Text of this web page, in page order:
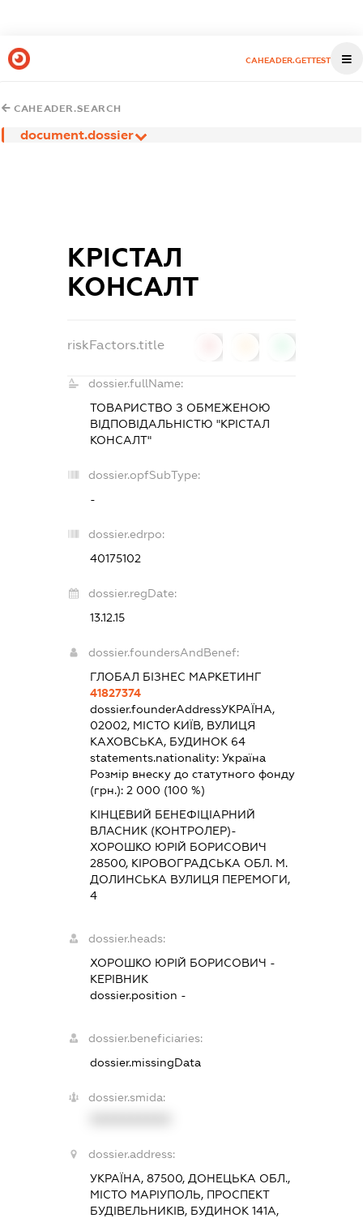
CAHEADER.GETTEST
CAHEADER.SEARCH
document.dossier
КРІСТАЛ
КОНСАЛТ
riskFactors.title
dossier.fullName:
ТОВАРИСТВО З ОБМЕЖЕНОЮ
ВІДПОВІДАЛЬНІСТЮ "КРІСТАЛ
КОНСАЛТ"
dossier.opfSubType:
-
dossier.edrpo:
40175102
dossier.regDate:
13.12.15
dossier.foundersAndBenef:
ГЛОБАЛ БІЗНЕС МАРКЕТИНГ
41827374
dossier.founderAddressУКРАЇНА,
02002, МІСТО КИЇВ, ВУЛИЦЯ
КАХОВСЬКА, БУДИНОК 64
statements.nationality: Україна
Розмір внеску до статутного фонду
(грн.): 2 000 (100 %)
КІНЦЕВИЙ БЕНЕФІЦІАРНИЙ
ВЛАСНИК (КОНТРОЛЕР)-
ХОРОШКО ЮРІЙ БОРИСОВИЧ
28500, КІРОВОГРАДСЬКА ОБЛ. М.
ДОЛИНСЬКА ВУЛИЦЯ ПЕРЕМОГИ,
4
dossier.heads:
ХОРОШКО ЮРІЙ БОРИСОВИЧ -
КЕРІВНИК
dossier.position -
dossier.beneficiaries:
dossier.missingData
dossier.smida:
dossier.address:
УКРАЇНА, 87500, ДОНЕЦЬКА ОБЛ.,
МІСТО МАРІУПОЛЬ, ПРОСПЕКТ
БУДІВЕЛЬНИКІВ, БУДИНОК 141А,